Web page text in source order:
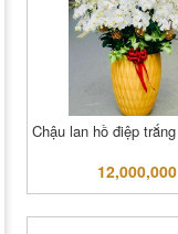
Chậu lan hồ điệp
12,000,000